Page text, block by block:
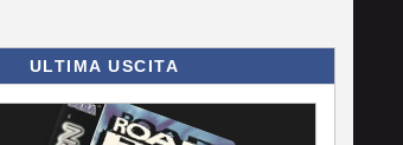
ULTIMA USCITA